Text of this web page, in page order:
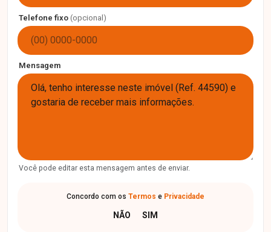
Telefone fixo (opcional)
Mensagem
Você pode editar esta mensagem antes de enviar.
Concordo com os Termos e Privacidade